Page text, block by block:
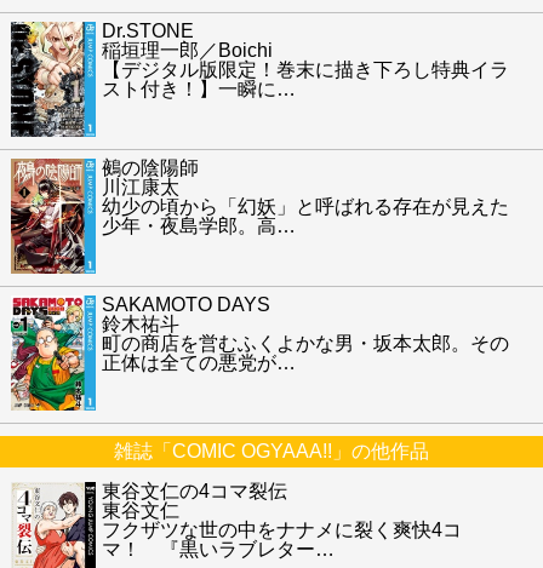
Dr.STONE
稲垣理一郎／Boichi
【デジタル版限定！巻末に描き下ろし特典イラ
スト付き！】一瞬に …
鵺の陰陽師
川江康太
幼少の頃から「幻妖」と呼ばれる存在が見えた
少年・夜島学郎。高…
SAKAMOTO DAYS
鈴木祐斗
町の商店を営むふくよかな男・坂本太郎。その
正体は全ての悪党が…
雑誌「COMIC OGYAAA!!」の他作品
東谷文仁の4コマ裂伝
東谷文仁
フクザツな世の中をナナメに裂く爽快4コ
マ！ 『黒いラブレター…